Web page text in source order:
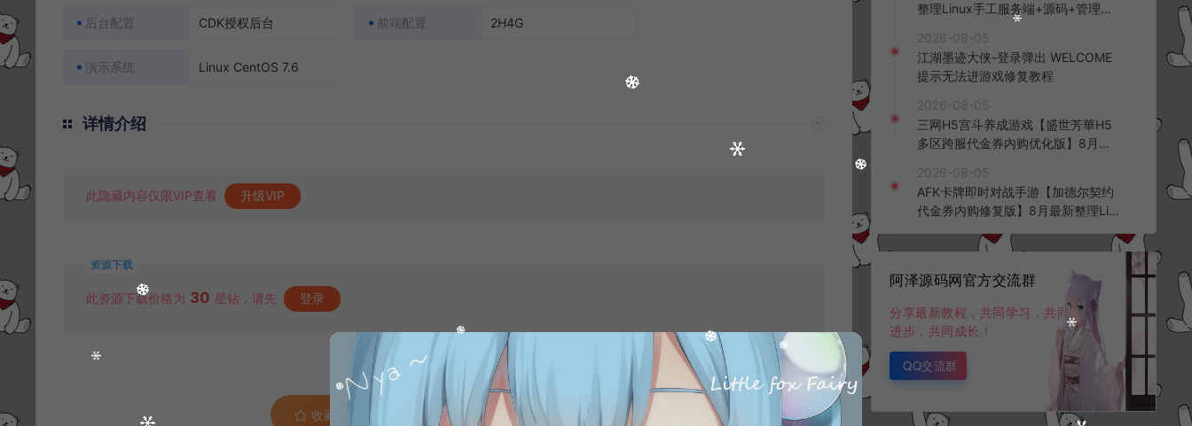
后台配置 CDK授权后台 前端配置 2H4G
演示系统 Linux CentOS 7.6
详情介绍
此隐藏内容仅限VIP查看 升级VIP
资源下载
此资源下载价格为 30 星钻，请先 登录
收藏 (0) 打赏 点赞 ( 1
整理Linux手工服务端+源码+管理后
台+安卓苹果双端+详细搭建教程+视
频教程
2026-08-05
江湖墨迹大侠-登录弹出 WELCOME
提示无法进游戏修复教程
2026-08-05
三网H5宫斗养成游戏【盛世芳華H5
多区跨服代金券内购优化版】8月最
台+全资源安卓+详细搭建教程+视频
教程
2026-08-05
AFK卡牌即时对战手游【加德尔契约
代金券内购修复版】8月最新整理Lin
K授权后台+安卓苹果双端+详细搭建
阿泽源码网官方交流群
分享最新教程，共同学习，共同
进步，共同成长！
QQ交流群